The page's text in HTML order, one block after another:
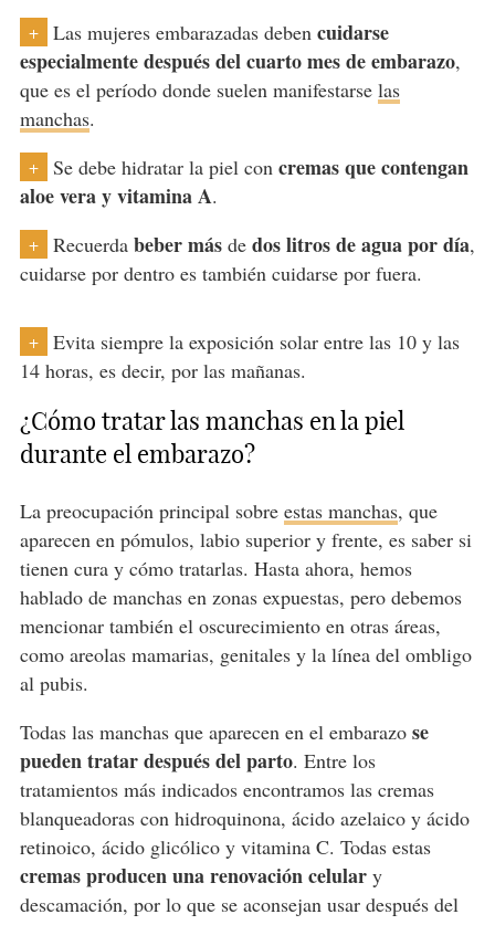
+ Las mujeres embarazadas deben cuidarse
especialmente después del cuarto mes de embarazo,
que es el período donde suelen manifestarse las
manchas.
+ Se debe hidratar la piel con cremas que contengan
aloe vera y vitamina A.
+ Recuerda beber másdedos litros de agua por día,
cuidarse por dentro es también cuidarse por fuera.
+
Evita siempre la exposición solar entre las 10 y las
14 horas, es decir, por las mañanas.
¿Cómo tratar las manchas en la piel
durante el embarazo?
La preocupación principal sobre estas manchas, que
aparecen en pómulos, labio superior y frente, es saber si
tienen cura y cómo tratarlas. Hasta ahora, hemos
hablado de manchas en zonas expuestas, pero debemos
mencionar también el oscurecimiento en otras áreas,
como areolas mamarias, genitales y la línea del ombligo
al pubis.
Todas las manchas que aparecen en el embarazo se
pueden tratar después del parto. Entre los
tratamientos más indicados encontramos las cremas
blanqueadoras con hidroquinona, ácido azelaico y ácido
retinoico, ácido glicólico y vitamina C. Todas estas
cremas producen una renovación celulary
descamación, por lo que se aconsejan usar después del